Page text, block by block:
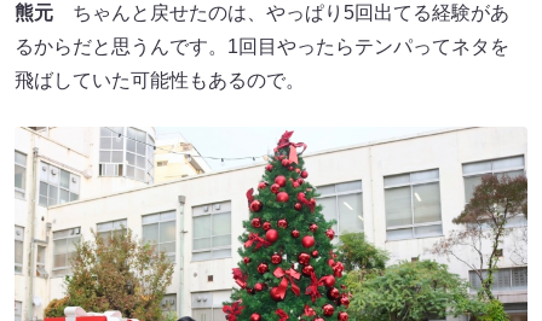
熊元 ちゃんと戻せたのは、やっぱり5回出てる経験があ
るからだと思うんです。1回目やったらテンパってネタを
飛ばしていた可能性もあるので。